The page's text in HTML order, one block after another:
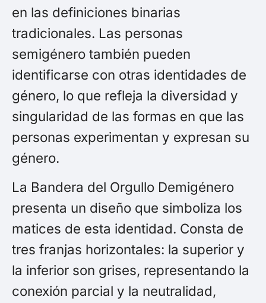
en las definiciones binarias
tradicionales. Las personas
semigénero también pueden
identificarse con otras identidades de
género, lo que refleja la diversidad y
singularidad de las formas en que las
personas experimentan y expresan su
género.
La Bandera del Orgullo Demigénero
presenta un diseño que simboliza los
matices de esta identidad. Consta de
tres franjas horizontales: la superior y
la inferior son grises, representando la
conexión parcial y la neutralidad,